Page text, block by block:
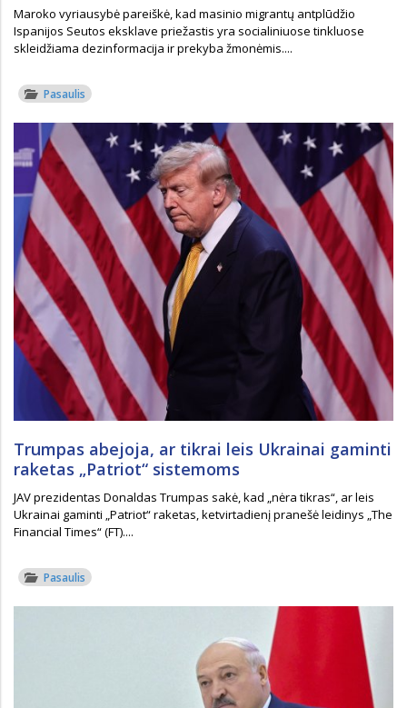
Maroko vyriausybė pareiškė, kad masinio migrantų antplūdžio
Ispanijos Seutos eksklave priežastis yra socialiniuose tinkluose
skleidžiama dezinformacija ir prekyba žmonėmis....
Pasaulis
Trumpas abejoja, ar tikrai leis Ukrainai gaminti
raketas „Patriot“ sistemoms
JAV prezidentas Donaldas Trumpas sakė, kad „nėra tikras“, ar leis
Ukrainai gaminti „Patriot“ raketas, ketvirtadienį pranešė leidinys „The
Financial Times“ (FT)....
Pasaulis